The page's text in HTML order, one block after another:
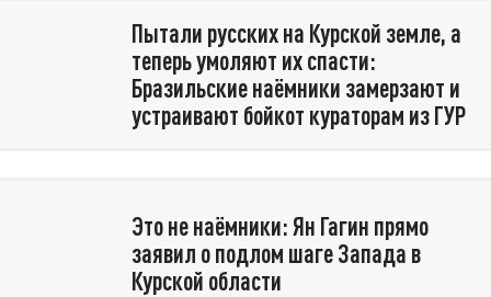
Пытали русских на Курской земле, а
теперь умоляют их спасти:
Бразильские наёмники замерзают и
устраивают бойкот кураторам из ГУР
Это не наёмники: Ян Гагин прямо
заявил о подлом шаге Запада в
Курской области